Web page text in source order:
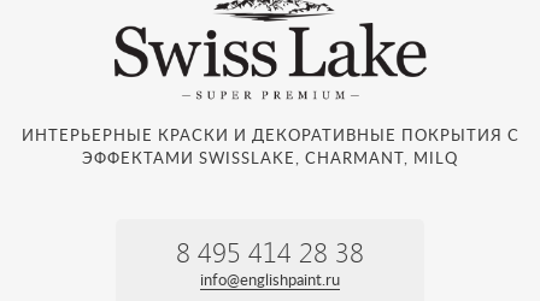
ИНТЕРЬЕРНЫЕ КРАСКИ И ДЕКОРАТИВНЫЕ ПОКРЫТИЯ С
ЭФФЕКТАМИ SWISSLAKE, CHARMANT, MILQ
8 495 414 28 38
info@englishpaint.ru